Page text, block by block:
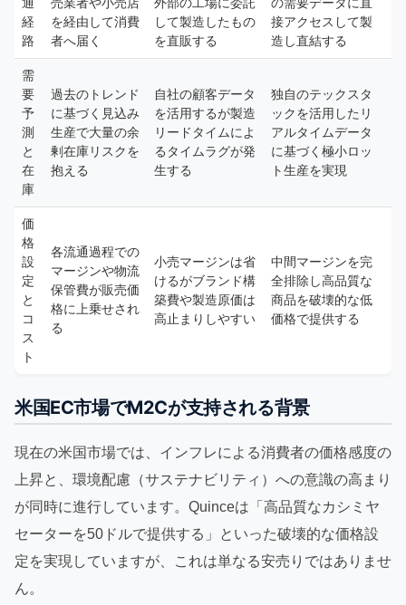
通
経
路
売業者や小売店
を経由して消費
者へ届く
外部の工場に委託
して製造したもの
を直販する
の需要データに直
接アクセスして製
造し直結する
需
要
予
測
と
在
庫
過去のトレンド
に基づく見込み
生産で大量の余
剰在庫リスクを
抱える
自社の顧客データ
を活用するが製造
リードタイムによ
るタイムラグが発
生する
独自のテックスタ
ックを活用したリ
アルタイムデータ
に基づく極小ロッ
ト生産を実現
価
格
設
定
と
コ
ス
ト
各流通過程での
マージンや物流
保管費が販売価
格に上乗せされ
る
小売マージンは省
けるがブランド構
築費や製造原価は
高止まりしやすい
中間マージンを完
全排除し高品質な
商品を破壊的な低
価格で提供する
米国EC市場でM2Cが支持される背景
現在の米国市場では、インフレによる消費者の価格感度の
上昇と、環境配慮（サステナビリティ）への意識の高まり
が同時に進行しています。Quinceは「高品質なカシミヤ
セーターを50ドルで提供する」といった破壊的な価格設
定を実現していますが、これは単なる安売りではありませ
ん。